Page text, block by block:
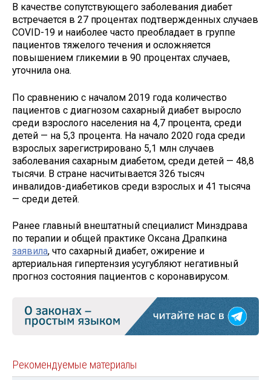
В качестве сопутствующего заболевания диабет
встречается в 27 процентах подтвержденных случаев
COVID-19 и наиболее часто преобладает в группе
пациентов тяжелого течения и осложняется
повышением гликемии в 90 процентах случаев,
уточнила она.
По сравнению с началом 2019 года количество
пациентов с диагнозом сахарный диабет выросло
среди взрослого населения на 4,7 процента, среди
детей — на 5,3 процента. На начало 2020 года среди
взрослых зарегистрировано 5,1 млн случаев
заболевания сахарным диабетом, среди детей — 48,8
тысячи. В стране насчитывается 326 тысяч
инвалидов-диабетиков среди взрослых и 41 тысяча
— среди детей.
Ранее главный внештатный специалист Минздрава
по терапии и общей практике Оксана Драпкина
заявила, что сахарный диабет, ожирение и
артериальная гипертензия усугубляют негативный
прогноз состояния пациентов с коронавирусом.
Рекомендуемые материалы